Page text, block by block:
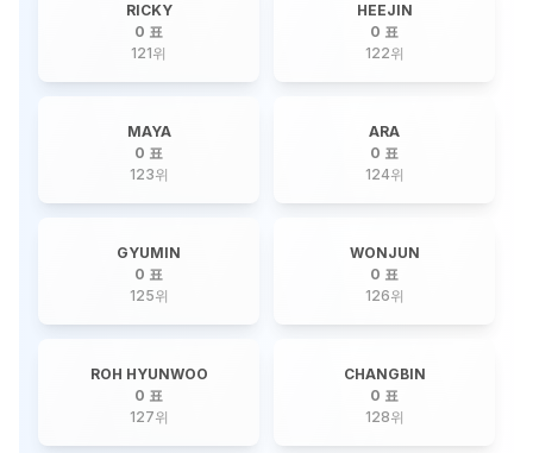
RICKY
0 표
121위
HEEJIN
0 표
122위
MAYA
0 표
123위
ARA
0 표
124위
GYUMIN
0 표
125위
WONJUN
0 표
126위
ROH HYUNWOO
0 표
127위
CHANGBIN
0 표
128위